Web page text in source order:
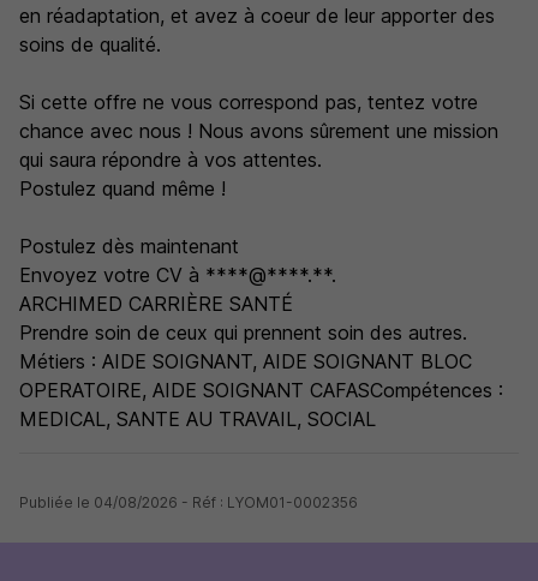
en réadaptation, et avez à coeur de leur apporter des
soins de qualité.
Si cette offre ne vous correspond pas, tentez votre
chance avec nous ! Nous avons sûrement une mission
qui saura répondre à vos attentes.
Postulez quand même !
Postulez dès maintenant
Envoyez votre CV à ****@****.**.
ARCHIMED CARRIÈRE SANTÉ
Prendre soin de ceux qui prennent soin des autres.
Métiers : AIDE SOIGNANT, AIDE SOIGNANT BLOC
OPERATOIRE, AIDE SOIGNANT CAFASCompétences :
MEDICAL, SANTE AU TRAVAIL, SOCIAL
Publiée le 04/08/2026 - Réf : LYOM01-0002356